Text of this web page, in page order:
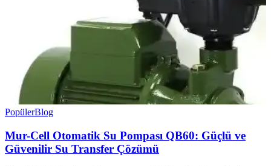
PopülerBlog
Mur-Cell Otomatik Su Pompası QB60: Güçlü ve
Güvenilir Su Transfer Çözümü